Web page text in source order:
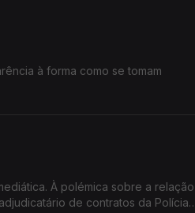
à forma como se tomam
À polémica sobre a relação
de contratos da Polícia